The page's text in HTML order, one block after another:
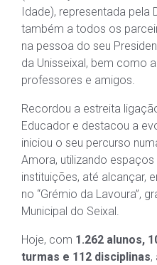
Idade), representada pela
também a todos os
na pessoa do seu
da Unisseixal, bem como
professores e amigos.
Recordou a estreita
Educador e destacou a
iniciou o seu percurso
Amora, utilizando
instituições, até alcançar,
no “Grémio da Lavoura”,
Municipal do Seixal.
Hoje, com 1.262 alunos,
turmas e 112 disciplinas,